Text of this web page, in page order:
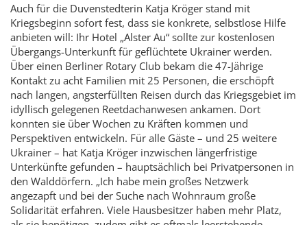
Auch für die Duvenstedterin Katja Kröger stand mit
Kriegsbeginn sofort fest, dass sie konkrete, selbstlose Hilfe
anbieten will: Ihr Hotel „Alster Au“ sollte zur kostenlosen
Übergangs-Unterkunft für geflüchtete Ukrainer werden.
Über einen Berliner Rotary Club bekam die 47-Jährige
Kontakt zu acht Familien mit 25 Personen, die erschöpft
nach langen, angsterfüllten Reisen durch das Kriegsgebiet im
idyllisch gelegenen Reetdachanwesen ankamen. Dort
konnten sie über Wochen zu Kräften kommen und
Perspektiven entwickeln. Für alle Gäste – und 25 weitere
Ukrainer – hat Katja Kröger inzwischen längerfristige
Unterkünfte gefunden – hauptsächlich bei Privatpersonen in
den Walddörfern. „Ich habe mein großes Netzwerk
angezapft und bei der Suche nach Wohnraum große
Solidarität erfahren. Viele Hausbesitzer haben mehr Platz,